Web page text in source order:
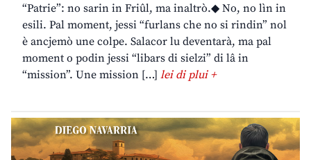
“Patrie”: no sarin in Friûl, ma inaltrò.◆ No, no lìn in
esili. Pal moment, jessi “furlans che no si rindin” nol
è ancjemò une colpe. Salacor lu deventarà, ma pal
moment o podin jessi “libars di sielzi” di lâ in
“mission”. Une mission […] lei di plui +